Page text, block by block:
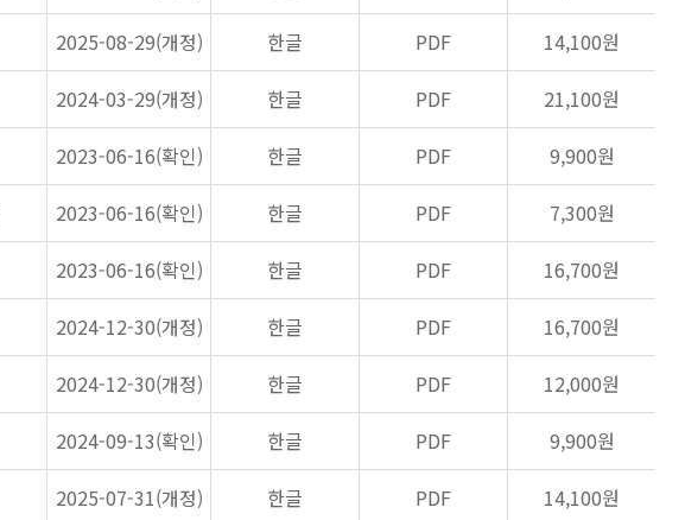
2025-08-29(개정) 한글 PDF
14,100원
2024-03-29(개정) 한글 PDF
21,100원
2023-06-16(확인) 한글 PDF
9,900원
2023-06-16(확인) 한글 PDF
7,300원
2023-06-16(확인) 한글 PDF
16,700원
2024-12-30(개정) 한글 PDF
16,700원
2024-12-30(개정) 한글 PDF
12,000원
2024-09-13(확인) 한글 PDF
9,900원
2025-07-31(개정) 한글 PDF
14,100원